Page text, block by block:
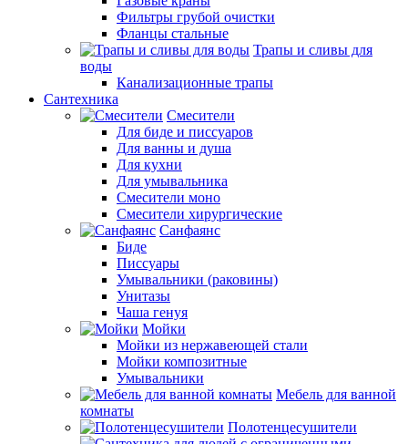
Фильтры грубой очистки
Фланцы стальные
Трапы и сливы для
воды
Канализационные трапы
Сантехника
Смесители
Для биде и писсуаров
Для ванны и душа
Для кухни
Для умывальника
Смесители моно
Смесители хирургические
Санфаянс
Биде
Писсуары
Умывальники (раковины)
Унитазы
Чаша генуя
Мойки
Мойки из нержавеющей стали
Мойки композитные
Умывальники
Мебель для ванной
комнаты
Полотенцесушители